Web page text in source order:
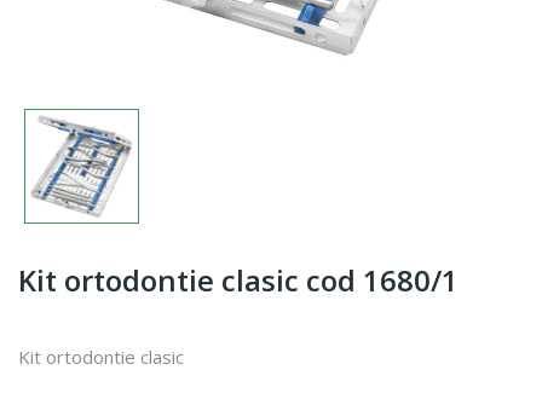
Kit ortodontie clasic cod 1680/1
Kit ortodontie clasic